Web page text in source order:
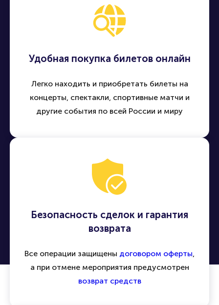
Удобная покупка билетов онлайн
Легко находить и приобретать билеты на
концерты, спектакли, спортивные матчи и
другие события по всей России и миру
Безопасность сделок и гарантия
возврата
Все операции защищены договором оферты,
а при отмене мероприятия предусмотрен
возврат средств